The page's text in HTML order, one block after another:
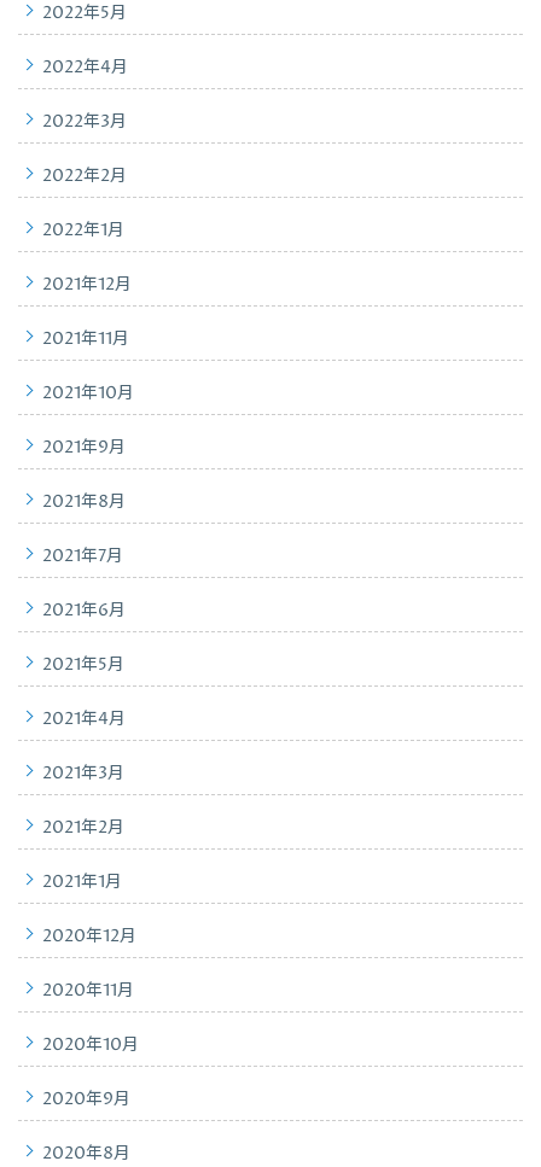
2022年5月
2022年4月
2022年3月
2022年2月
2022年1月
2021年12月
2021年11月
2021年10月
2021年9月
2021年8月
2021年7月
2021年6月
2021年5月
2021年4月
2021年3月
2021年2月
2021年1月
2020年12月
2020年11月
2020年10月
2020年9月
2020年8月